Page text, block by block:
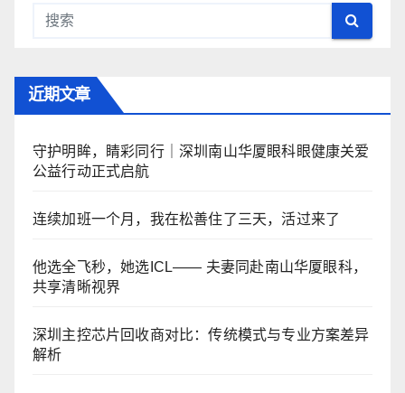
近期文章
守护明眸，睛彩同行｜深圳南山华厦眼科眼健康关爱
公益行动正式启航
连续加班一个月，我在松善住了三天，活过来了
他选全飞秒，她选ICL—— 夫妻同赴南山华厦眼科，
共享清晰视界
深圳主控芯片回收商对比：传统模式与专业方案差异
解析